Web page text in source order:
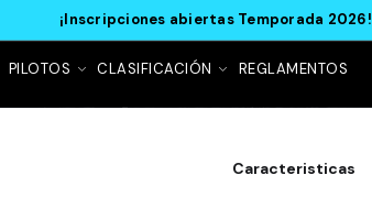
¡Inscripciones abiertas Temporada 2026!
PILOTOS CLASIFICACIÓN REGLAMENTOS
Caracteristicas